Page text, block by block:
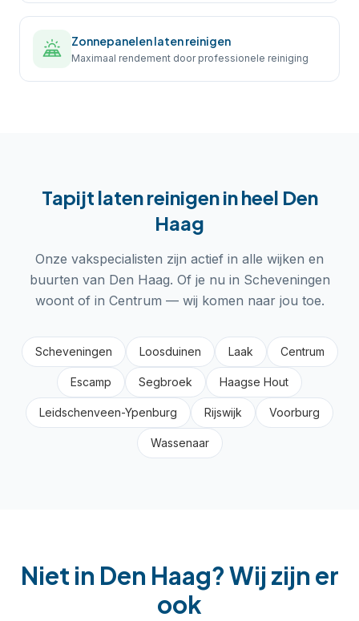
Zonnepanelen laten reinigen
Maximaal rendement door professionele reiniging
Tapijt laten reinigenin heel Den
Haag
Onze vakspecialisten zijn actief in alle wijken en
buurten van Den Haag. Of je nu in Scheveningen
woont of in Centrum — wij komen naar jou toe.
Scheveningen Loosduinen Laak Centrum
Escamp Segbroek Haagse Hout
Leidschenveen-Ypenburg Rijswijk Voorburg
Wassenaar
Niet in Den Haag? Wij zijn er
ook